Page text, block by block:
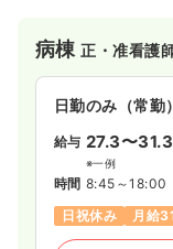
病棟正・准看護
日勤のみ（常勤）
給与 27.3〜31.3
※一例
時間 8:45～18:00
日祝休み
月給